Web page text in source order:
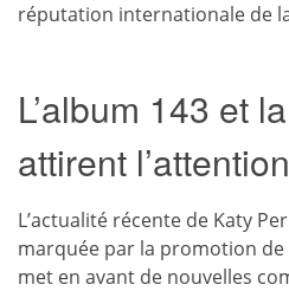
réputation internationale de
L’album 143 et
attirent l’attention
L’actualité récente de Katy
marquée par la promotion de
met en avant de nouvelles